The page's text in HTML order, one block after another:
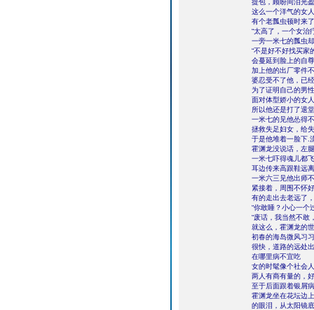
提包，顾盼间泪光
这么一个洋气的女
有个老瓢虫顿时来
“太高了，一个女治
一旁一米七的瓢虫
“不是好不好找买
会蔓延到脸上的自
加上他的出厂零件
婆忍受不了他，已
为了证明自己的男
面对体型娇小的女
所以他还是打了退
一米七的见他怂得
拯救失足妇女，给
于是他堆着一脸下.
霍渊龙没说话，左
一米七吓得魂儿都
耳边传来高跟鞋远
一米六三见他出师
紧接着，周围不怀
有的走出去老远了
“你敢睡？小心一个
“废话，我当然不敢
就这么，霍渊龙的
初春的海岛微风习
很快，道路的远处
在哪里病不宜吃
女的时髦像个社会
两人有商有量的，
至于后面跟着银屑
霍渊龙坐在花坛边
的眼泪，从太阳镜